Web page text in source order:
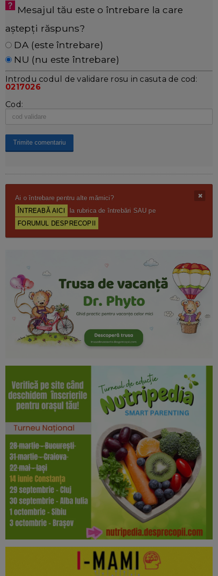
Mesajul tău este o întrebare la care
aștepți răspuns?
DA (este întrebare)
NU (nu este întrebare)
Introdu codul de validare rosu in casuta de cod:
0217026
Cod:
Ai o întrebare pentru alte mămici?
ÎNTREABĂ AICI
la rubrica de întrebări SAU pe
FORUMUL DESPRECOPII